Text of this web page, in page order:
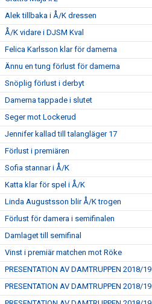
Alek tillbaka i Å/K dressen
Å/K vidare i DJSM Kval
Felica Karlsson klar för damerna
Ännu en tung förlust för damerna
Snöplig förlust i derbyt
Damerna tappade i slutet
Seger mot Lockerud
Jennifer kallad till talangläger 17
Förlust i premiären
Sofia stannar i Å/K
Katta klar för spel i Å/K
Linda Augustsson blir Å/K trogen
Förlust för damera i semifinalen
Damlaget till semifinal
Vinst i premiär matchen mot Röke
PRESENTATION AV DAMTRUPPEN 2018/19
PRESENTATION AV DAMTRUPPEN 2018/19